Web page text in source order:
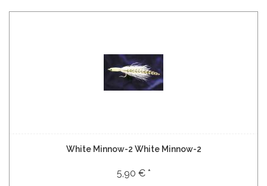
White Minnow-2 White Minnow-2
5,90 € *